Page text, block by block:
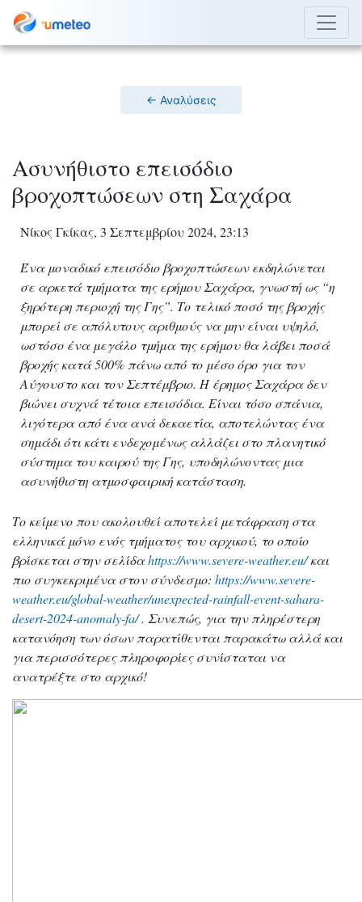
← Αναλύσεις
Ασυνήθιστο επεισόδιο
βροχοπτώσεων στη Σαχάρα
Νίκος Γκίκας, 3 Σεπτεμβρίου 2024, 23:13
Ένα μοναδικό επεισόδιο βροχοπτώσεων εκδηλώνεται
σε αρκετά τμήματα της ερήμου Σαχάρα, γνωστή ως “η
ξηρότερη περιοχή της Γης”. Το τελικό ποσό της βροχής
μπορεί σε απόλυτους αριθμούς να μην είναι υψηλό,
ωστόσο ένα μεγάλο τμήμα της ερήμου θα λάβει ποσά
βροχής κατά 500% πάνω από το μέσο όρο για τον
Αύγουστο και τον Σεπτέμβριο. Η έρημος Σαχάρα δεν
βιώνει συχνά τέτοια επεισόδια. Είναι τόσο σπάνια,
λιγότερα από ένα ανά δεκαετία, αποτελώντας ένα
σημάδι ότι κάτι ενδεχομένως αλλάζει στο πλανητικό
σύστημα του καιρού της Γης, υποδηλώνοντας μια
ασυνήθιστη ατμοσφαιρική κατάσταση.
Το κείμενο που ακολουθεί αποτελεί μετάφραση στα
ελληνικά μόνο ενός τμήματος του αρχικού, το οποίο
βρίσκεται στην σελίδαhttps://www.severe-weather.eu/και
πιο συγκεκριμένα στον σύνδεσμο: https://www.severe-
weather.eu/global-weather/unexpected-rainfall-event-sahara-
desert-2024-anomaly-fa/. Συνεπώς, για την πληρέστερη
κατανόηση των όσων παρατίθενται παρακάτω αλλά και
για περισσότερες πληροφορίες συνίσταται να
ανατρέξτε στο αρχικό!